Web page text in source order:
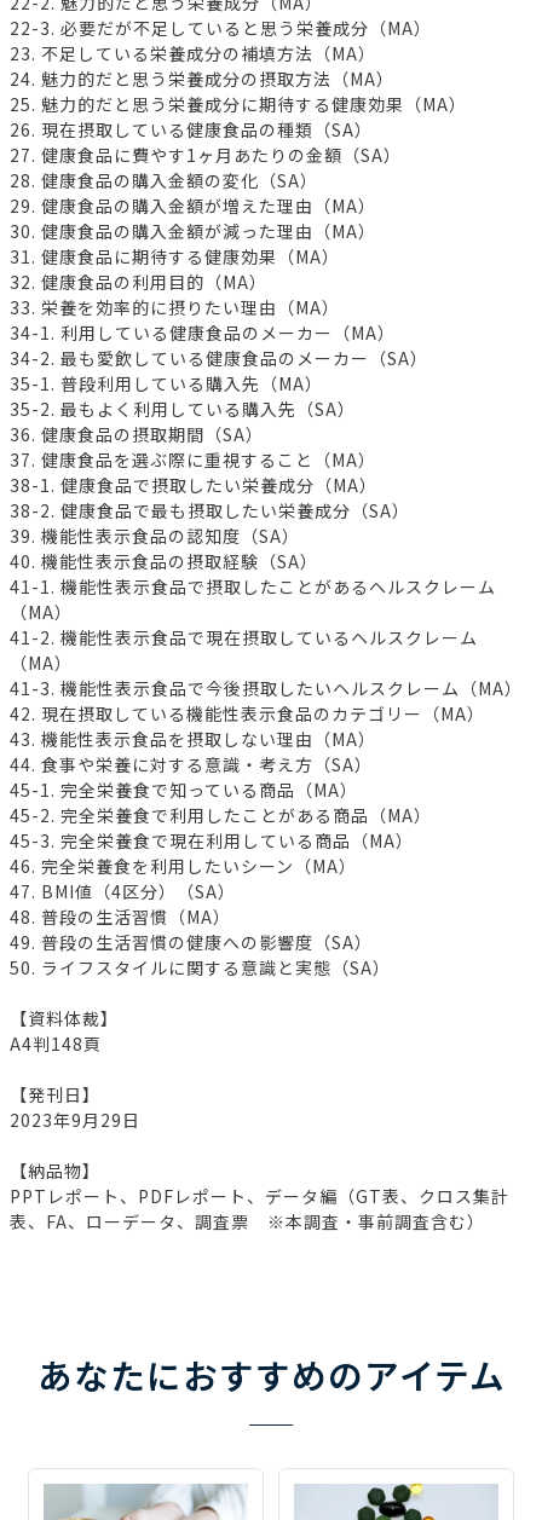
22-3. 必要だが不足していると思う栄養成分（MA）
23. 不足している栄養成分の補填方法（MA）
24. 魅力的だと思う栄養成分の摂取方法（MA）
25. 魅力的だと思う栄養成分に期待する健康効果（MA）
26. 現在摂取している健康食品の種類（SA）
27. 健康食品に費やす1ヶ月あたりの金額（SA）
28. 健康食品の購入金額の変化（SA）
29. 健康食品の購入金額が増えた理由（MA）
30. 健康食品の購入金額が減った理由（MA）
31. 健康食品に期待する健康効果（MA）
32. 健康食品の利用目的（MA）
33. 栄養を効率的に摂りたい理由（MA）
34-1. 利用している健康食品のメーカー（MA）
34-2. 最も愛飲している健康食品のメーカー（SA）
35-1. 普段利用している購入先（MA）
35-2. 最もよく利用している購入先（SA）
36. 健康食品の摂取期間（SA）
37. 健康食品を選ぶ際に重視すること（MA）
38-1. 健康食品で摂取したい栄養成分（MA）
38-2. 健康食品で最も摂取したい栄養成分（SA）
39. 機能性表示食品の認知度（SA）
40. 機能性表示食品の摂取経験（SA）
41-1. 機能性表示食品で摂取したことがあるヘルスクレーム
（MA）
41-2. 機能性表示食品で現在摂取しているヘルスクレーム
（MA）
41-3. 機能性表示食品で今後摂取したいヘルスクレーム（MA）
42. 現在摂取している機能性表示食品のカテゴリー（MA）
43. 機能性表示食品を摂取しない理由（MA）
44. 食事や栄養に対する意識・考え方（SA）
45-1. 完全栄養食で知っている商品（MA）
45-2. 完全栄養食で利用したことがある商品（MA）
45-3. 完全栄養食で現在利用している商品（MA）
46. 完全栄養食を利用したいシーン（MA）
47. BMI値（4区分）（SA）
48. 普段の生活習慣（MA）
49. 普段の生活習慣の健康への影響度（SA）
50. ライフスタイルに関する意識と実態（SA）
【資料体裁】
A4判148頁
【発刊日】
2023年9月29日
【納品物】
PPTレポート、PDFレポート、データ編（GT表、クロス集計
表、FA、ローデータ、調査票 ※本調査・事前調査含む）
あなたにおすすめのアイテム